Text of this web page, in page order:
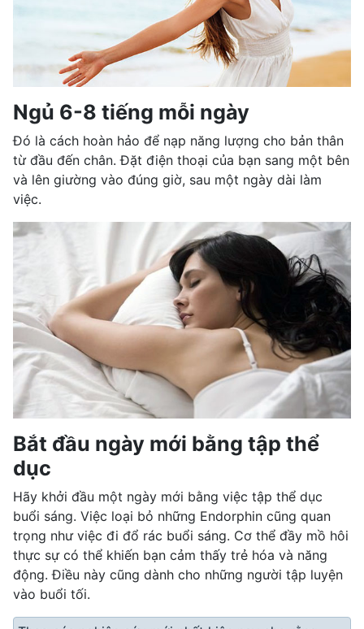
Ngủ 6-8 tiếng mỗi ngày
Đó là cách hoàn hảo để nạp năng lượng cho bản thân
từ đầu đến chân. Đặt điện thoại của bạn sang một bên
và lên giường vào đúng giờ, sau một ngày dài làm
việc.
Bắt đầu ngày mới bằng tập thể
dục
Hãy khởi đầu một ngày mới bằng việc tập thể dục
buổi sáng. Việc loại bỏ những Endorphin cũng quan
trọng như việc đi đổ rác buổi sáng. Cơ thể đầy mồ hôi
thực sự có thể khiến bạn cảm thấy trẻ hóa và năng
động. Điều này cũng dành cho những người tập luyện
vào buổi tối.